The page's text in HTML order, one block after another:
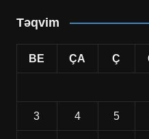
Təqvim
BE ÇA Ç
3 4 5